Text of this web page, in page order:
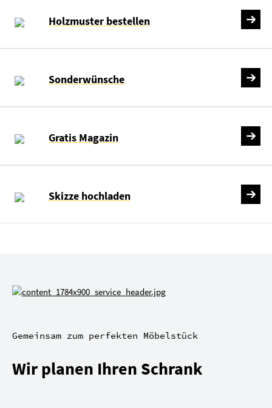
Holzmuster bestellen
Sonderwünsche
Gratis Magazin
Skizze hochladen
Gemeinsam zum perfekten Möbelstück
Wir planen Ihren Schrank